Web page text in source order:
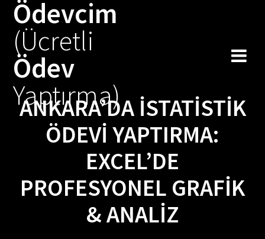
Ödevcim
(Ücretli
Ödev
Yaptırma)
ANKARA’DA İSTATISTIK
ÖDEVI YAPTIRMA:
EXCEL’DE
PROFESYONEL GRAFIK
& ANALIZ